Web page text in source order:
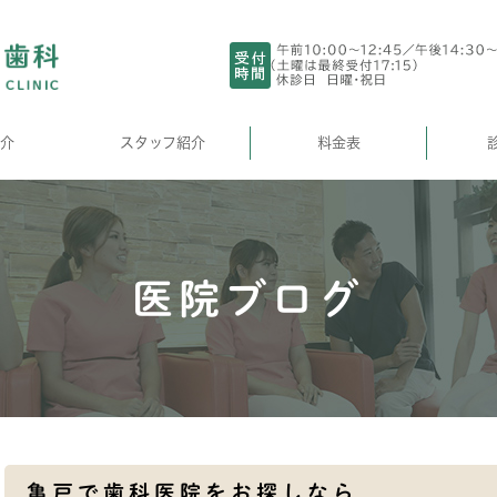
スタッフ紹介 料金表
医院ブログ
亀戸で歯科医院をお探しなら